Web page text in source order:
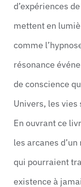
d’expériences
mettent en
comme
résonance
de conscience
Univers, les vies
En ouvrant ce
les arcanes
qui pourraient
existence à